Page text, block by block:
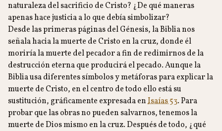
naturaleza del sacrificio de Cristo? ¿De qué maneras
apenas hace justicia a lo que debía simbolizar?
Desde las primeras páginas del Génesis, la Biblia nos
señala hacia la muerte de Cristo en la cruz, donde él
moriría la muerte del pecador a fin de redimirnos de la
destrucción eterna que producirá el pecado. Aunque la
Biblia usa diferentes símbolos y metáforas para explicar la
muerte de Cristo, en el centro de todo ello está su
sustitución, gráficamente expresada enIsaías 53. Para
probar que las obras no pueden salvarnos, tenemos la
muerte de Dios mismo en la cruz. Después de todo, ¿qué